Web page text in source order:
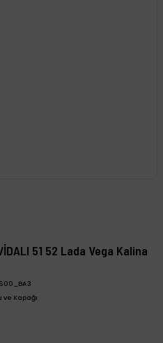
51 52 Lada Vega Kalina
ve Kapağı